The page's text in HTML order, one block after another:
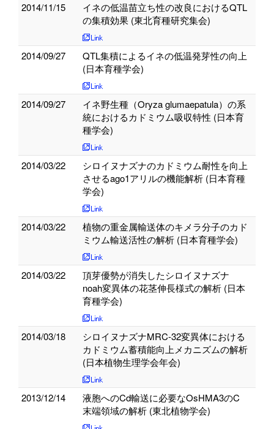
2014/11/15
イネの低温苗立ち性の改良におけるQTL
の集積効果 (東北育種研究集会)
2014/09/27
QTL集積によるイネの低温発芽性の向上
(日本育種学会)
2014/09/27
イネ野生種（Oryza glumaepatula）の系
統におけるカドミウム吸収特性 (日本育
種学会)
2014/03/22
シロイヌナズナのカドミウム耐性を向上
させるago1アリルの機能解析 (日本育種
学会)
2014/03/22
植物の重金属輸送体のキメラ分子のカド
ミウム輸送活性の解析 (日本育種学会)
2014/03/22
頂芽優勢が消失したシロイヌナズナ
noah変異体の花茎伸長様式の解析 (日本
育種学会)
2014/03/18
シロイヌナズナMRC-32変異体における
カドミウム蓄積能向上メカニズムの解析
(日本植物生理学会年会)
2013/12/14
液胞へのCd輸送に必要なOsHMA3のC
末端領域の解析 (東北植物学会)